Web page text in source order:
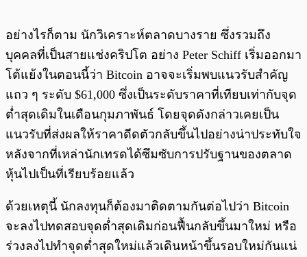
อย่างไรก็ตาม นักวิเคราะห์ตลาดบางราย ซึ่งรวมถึง
บุคคลที่เป็นสายแช่งคริปโต อย่าง Peter Schiff เริ่มออกมา
โต้แย้งในตอนนี้ว่า Bitcoin อาจจะเริ่มพบแนวรับสำคัญ
แถว ๆ ระดับ $61,000 ซึ่งเป็นระดับราคาที่เทียบเท่ากับจุด
ต่ำสุดเดิมในเดือนกุมภาพันธ์ โดยจุดดังกล่าวเคยเป็น
แนวรับที่ส่งผลให้ราคาดีดตัวกลับขึ้นไปอย่างน่าประทับใจ
หลังจากที่เหล่านักเทรดได้ซึมซับการปรับฐานของตลาด
หุ้นไปเป็นที่เรียบร้อยแล้ว
ด้วยเหตุนี้ นักลงทุนก็ต้องมาติดตามกันต่อไปว่า Bitcoin
จะลงไปทดสอบจุดต่ำสุดเดิมก่อนฟื้นกลับขึ้นมาใหม่ หรือ
ร่วงลงไปทำจุดต่ำสุดใหม่แล้วเดินหน้าขึ้นรอบใหม่กันแน่